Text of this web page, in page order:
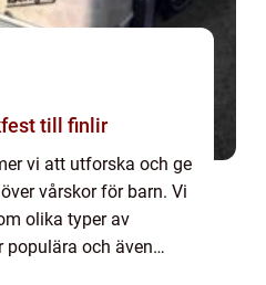
folkfest till finlir
vi att utforska och ge
vårskor för barn. Vi
olika typer av
populära och även